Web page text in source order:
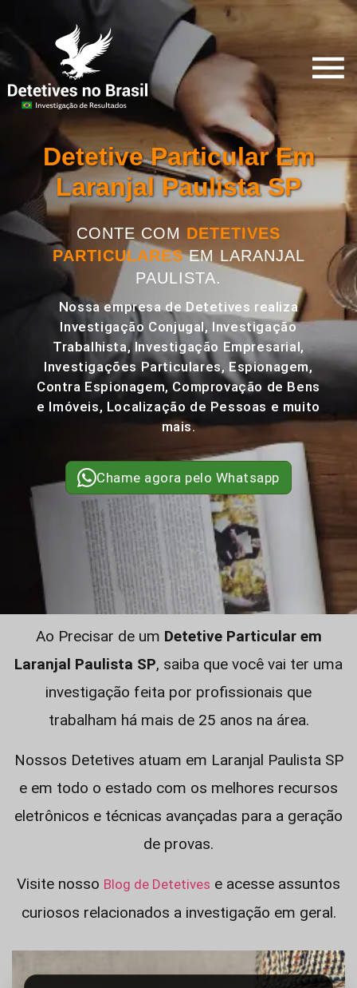
Detetive Particular Em
Laranjal Paulista SP
CONTE COM DETETIVES
PARTICULARESEM LARANJAL
PAULISTA.
Nossa empresa de Detetives realiza
Investigação Conjugal, Investigação
Trabalhista, Investigação Empresarial,
Investigações Particulares, Espionagem,
Contra Espionagem, Comprovação de Bens
e Imóveis, Localização de Pessoas e muito
mais.
Chame agora pelo Whatsapp
Ao Precisar de um Detetive Particular em
Laranjal Paulista SP, saiba que você vai ter uma
investigação feita por profissionais que
trabalham há mais de 25 anos na área.
Nossos Detetives atuam em Laranjal Paulista SP
e em todo o estado com os melhores recursos
eletrônicos e técnicas avançadas para a geração
de provas.
Visite nosso Blog de Detetives e acesse assuntos
curiosos relacionados a investigação em geral.